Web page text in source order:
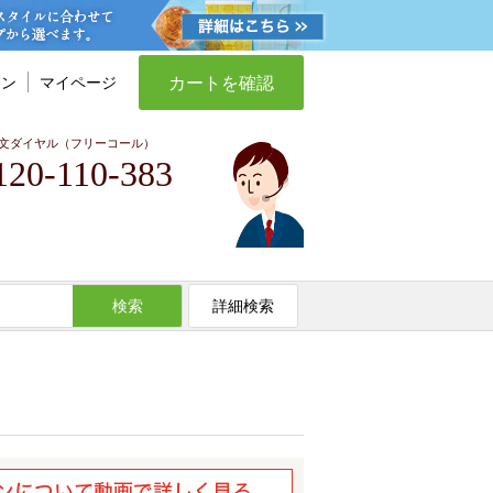
マイページ カートを確認
ダイヤル（フリーコール）
110-383
検索 詳細検索